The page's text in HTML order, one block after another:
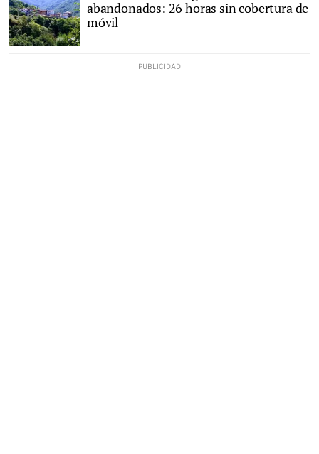
abandonados: 26 horas sin cobertura de
móvil